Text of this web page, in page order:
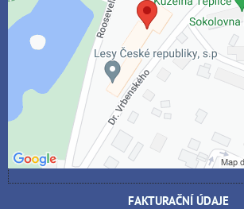
Přejete si načíst externí obsah?
Povolit jednou
Povolit a zapamatovat - souhlas s druhem
cookie: Funkční
Otevřít obsah v novém okně
FAKTURAČNÍ ÚDAJE